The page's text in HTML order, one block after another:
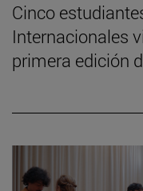
Cinco
Internacionales
primera edición